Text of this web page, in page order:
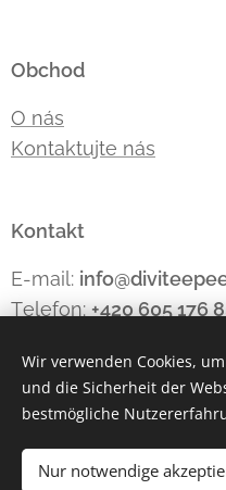
Obchod
O nás
Kontaktujte nás
Kontakt
E-mail:
Telefon:+420 605 176
Čeština
Polski
Wir verwenden Cookies,
und die Sicherheit der
bestmögliche
Nur notwendige